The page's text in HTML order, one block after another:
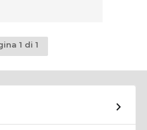
1 di 1